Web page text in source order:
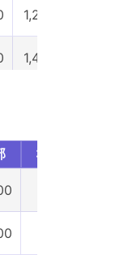
1,297,500
1,410,600
1,657,200
3900部